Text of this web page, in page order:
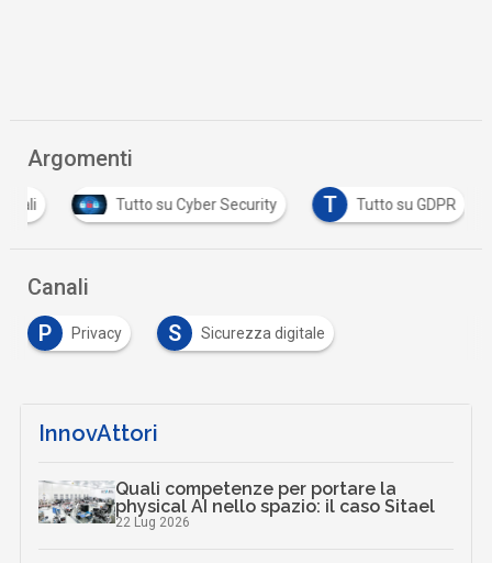
Argomenti
Tutto su Cyber Security T Tutto su GDPR
Canali
P
Privacy S Sicurezza digitale
InnovAttori
Quali competenze per portare la
physical AI nello spazio: il caso Sitael
22 Lug 2026